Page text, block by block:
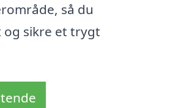
så du
sikre et trygt